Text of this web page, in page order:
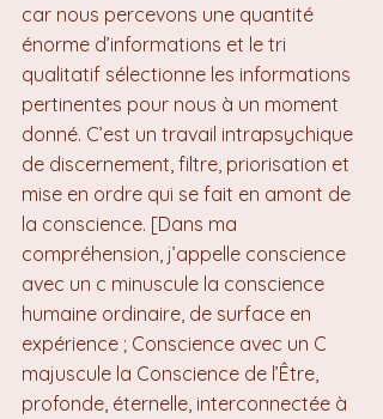
car nous percevons une quantité
énorme d’informations et le tri
qualitatif sélectionne les informations
pertinentes pour nous à un moment
donné. C’est un travail intrapsychique
de discernement, filtre, priorisation et
mise en ordre qui se fait en amont de
la conscience. [Dans ma
compréhension, j’appelle conscience
avec un c minuscule la conscience
humaine ordinaire, de surface en
expérience ; Conscience avec un C
majuscule la Conscience de l’Être,
profonde, éternelle, interconnectée à